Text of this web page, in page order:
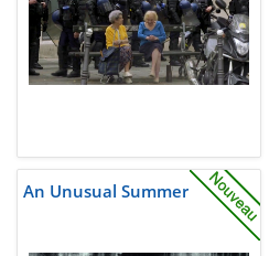
An Unusual Summer